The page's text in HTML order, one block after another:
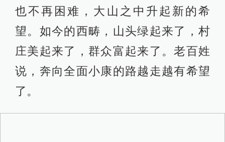
也不再困难，大山之中升起新的希
望。如今的西畴，山头绿起来了，村
庄美起来了，群众富起来了。老百姓
说，奔向全面小康的路越走越有希望
了。